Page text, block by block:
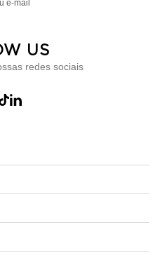
e-mail
US
redes sociais